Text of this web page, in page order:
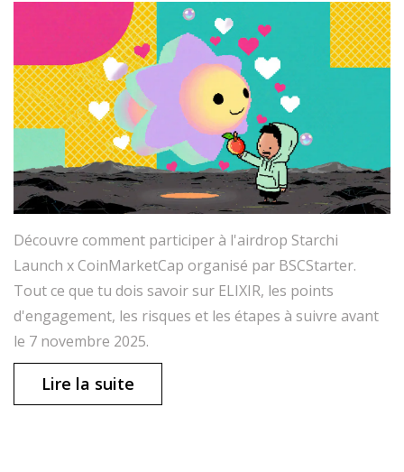
Découvre comment participer à l'airdrop Starchi
Launch x CoinMarketCap organisé par BSCStarter.
Tout ce que tu dois savoir sur ELIXIR, les points
d'engagement, les risques et les étapes à suivre avant
le 7 novembre 2025.
Lire la suite